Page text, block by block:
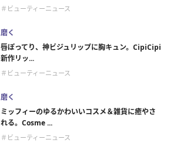
＃ビューティーニュース
磨く
唇ぽってり、神ビジュリップに胸キュン。CipiCipi
新作リッ...
＃ビューティーニュース
磨く
ミッフィーのゆるかわいいコスメ＆雑貨に癒やさ
れる。Cosme ...
＃ビューティーニュース